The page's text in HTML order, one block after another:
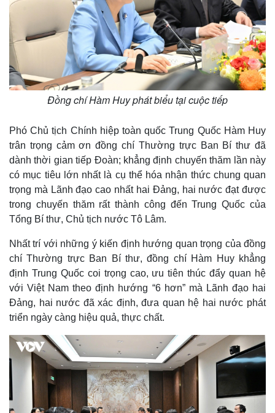
Kinh tế
Bất động sản
Khởi nghiệp
Thị trường
Giá vàng
Tiêu dùng
Đồng chí Hàm Huy phát biểu tại cuộc tiếp
Phó Chủ tịch Chính hiệp toàn quốc Trung Quốc Hàm Huy
trân trọng cảm ơn đồng chí Thường trực Ban Bí thư đã
dành thời gian tiếp Đoàn; khẳng định chuyến thăm lần này
có mục tiêu lớn nhất là cụ thể hóa nhận thức chung quan
trọng mà Lãnh đạo cao nhất hai Đảng, hai nước đạt được
trong chuyến thăm rất thành công đến Trung Quốc của
Tổng Bí thư, Chủ tịch nước Tô Lâm.
Nhất trí với những ý kiến định hướng quan trọng của đồng
chí Thường trực Ban Bí thư, đồng chí Hàm Huy khẳng
định Trung Quốc coi trọng cao, ưu tiên thúc đẩy quan hệ
với Việt Nam theo định hướng “6 hơn” mà Lãnh đạo hai
Đảng, hai nước đã xác định, đưa quan hệ hai nước phát
triển ngày càng hiệu quả, thực chất.